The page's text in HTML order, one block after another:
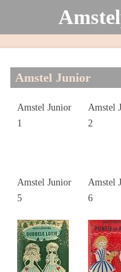
hoofdinhoud
Amstel Junior
Amstel Junior
1
Amstel
2
Amstel Junior
5
Amstel
6